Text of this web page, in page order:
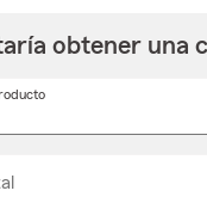
obtener una